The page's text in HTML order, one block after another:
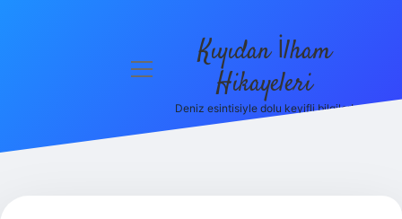
menüyü
Kıyıdan İlham
Hikayeleri
Deniz esintisiyle dolu keyifli bilgiler!